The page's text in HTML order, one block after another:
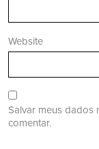
Website
Salvar meus dados
comentar.